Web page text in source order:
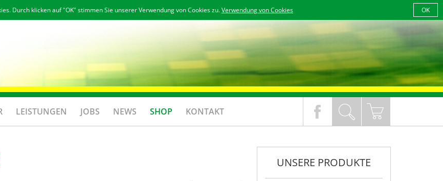
Durch klicken auf "OK" stimmen Sie unserer Verwendung von Cookies zu.Verwendung von Cookies OK
LEISTUNGEN JOBS NEWS SHOP KONTAKT
UNSERE PRODUKTE